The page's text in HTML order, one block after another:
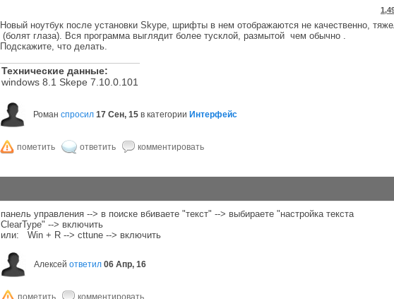
Новый ноутбук после установки Skype, шрифты в нем отображаются не качественно,
(болят глаза). Вся программа выглядит более тусклой, размытой чем обычно .
Подскажите, что делать.
Технические данные:
windows 8.1 Skepe 7.10.0.101
Роман спросил 17 Сен, 15 в категории Интерфейс
панель управления --> в поиске вбиваете "текст" --> выбираете "настройка текста
ClearType" --> включить
или: Win + R --> cttune --> включить
Алексей ответил 06 Апр, 16